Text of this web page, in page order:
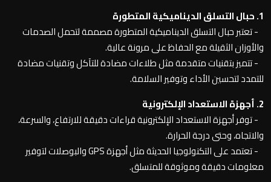
1. حبال التسلق الديناميكية المتطورة
- تعتبر حبال التسلق الديناميكية المتطورة مصممة لتحمل الصدمات
والأوزان الثقيلة مع الحفاظ على مرونة عالية.
- تتميز بتقنيات متقدمة مثل طلاءات مضادة للتآكل وتقنيات مضادة
للتمدد لتحسين الأداء وتوفير السلامة.
2. أجهزة الاستعداد الإلكترونية
- توفر أجهزة الاستعداد الإلكترونية قراءات دقيقة للارتفاع، والسرعة،
والاتجاه، وحتى درجة الحرارة.
- تعتمد على التكنولوجيا الحديثة مثل أجهزة GPS والبوصلات لتوفير
معلومات دقيقة وموثوقة للمتسلق.